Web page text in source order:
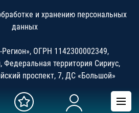
и хранению персональных
данных
ОГРН 1142300002349,
Федеральная территория Сириус,
проспект, 7, ДС «Большой»